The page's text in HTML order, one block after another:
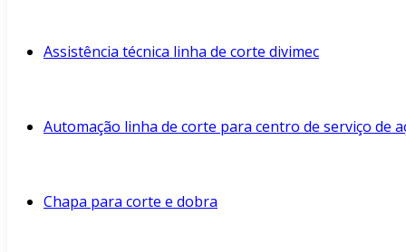
Assistência técnica linha de corte divimec
Automação linha de corte para centro de serviço de
Chapa para corte e dobra